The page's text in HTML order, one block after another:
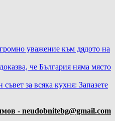
уважение към дядото на
че България няма място
за всяка кухня: Запазете
- neudobnitebg@gmail.com